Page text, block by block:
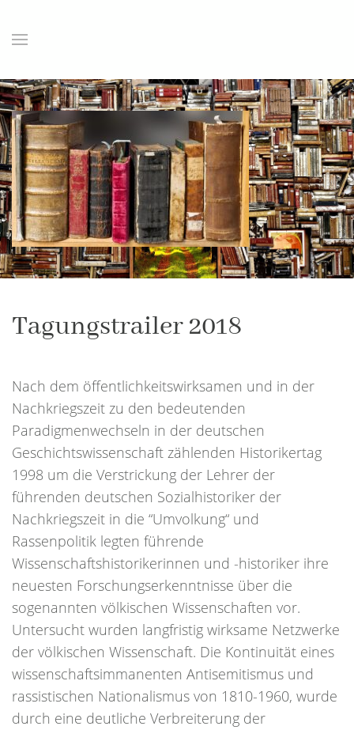
Tagungstrailer 2018
Nach dem öffentlichkeitswirksamen und in der
Nachkriegszeit zu den bedeutenden
Paradigmenwechseln in der deutschen
Geschichtswissenschaft zählenden Historikertag
1998 um die Verstrickung der Lehrer der
führenden deutschen Sozialhistoriker der
Nachkriegszeit in die “Umvolkung“ und
Rassenpolitik legten führende
Wissenschaftshistorikerinnen und -historiker ihre
neuesten Forschungserkenntnisse über die
sogenannten völkischen Wissenschaften vor.
Untersucht wurden langfristig wirksame Netzwerke
der völkischen Wissenschaft. Die Kontinuität eines
wissenschaftsimmanenten Antisemitismus und
rassistischen Nationalismus von 1810-1960, wurde
durch eine deutliche Verbreiterung der